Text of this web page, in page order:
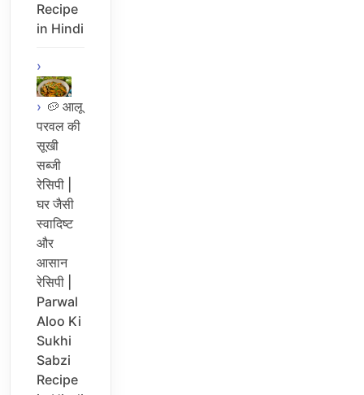
Recipe
in Hindi
🥔 आलू
परवल की
सूखी
सब्जी
रेसिपी |
घर जैसी
स्वादिष्ट
और
आसान
रेसिपी |
Parwal
Aloo Ki
Sukhi
Sabzi
Recipe